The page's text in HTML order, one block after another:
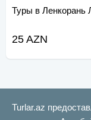
Туры в Ленкорань
25 AZN
Turlar.az